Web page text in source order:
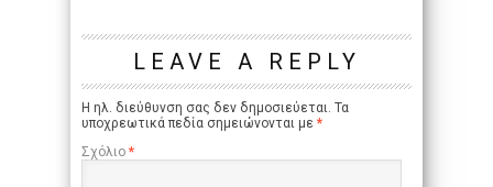
LEAVE A REPLY
Η ηλ. διεύθυνση σας δεν δημοσιεύεται. Τα
υποχρεωτικά πεδία σημειώνονται με *
Σχόλιο *